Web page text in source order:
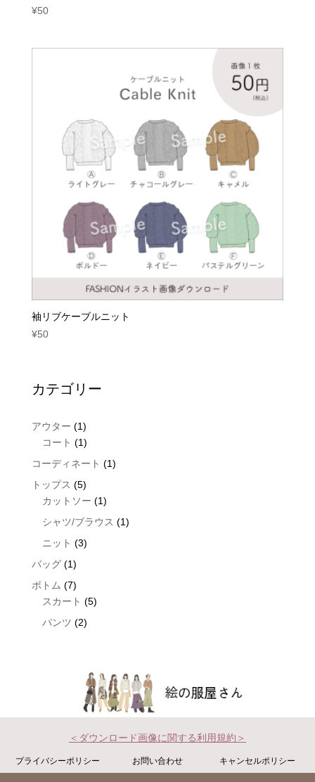
¥50
袖リブケーブルニット
¥50
カテゴリー
アウター 11
product
コート 11
product
コーディネート 11
トップス 55
products
カットソー 11
product
シャツ/ブラウス 11
ニット 33
バッグ 11
product
ボトム 77
products
スカート 55
パンツ 22
＜ダウンロード画像に関する利用規約＞
プライバシーポリシー お問い合わせ キャンセルポリシー